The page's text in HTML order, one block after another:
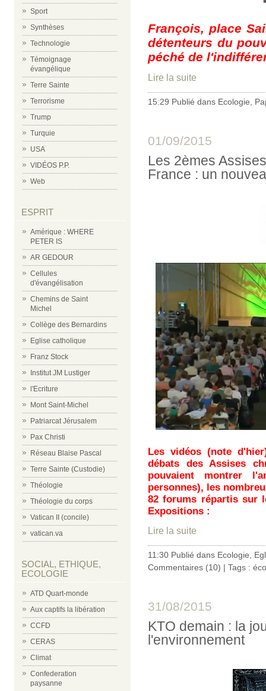
Sport
Synthèses
Technologie
Témoignage
évangélique
Terre Sainte
Terrorisme
Trump
Turquie
USA
VIDÉOS P.P.
Web
ESPRIT
Amérique : WHERE
PETER IS
AR GEDOUR
Cellules
d'évangélisation
Chemins de Saint
Michel
Collège des Bernardins
Eglise catholique
Franz Stock
Institut JM Lustiger
l'Ecriture
Mont Saint-Michel
Patriarcat Jérusalem
Pax Christi
Réseau Blaise Pascal
Terre Sainte (Custodie)
Théologie
Théologie du corps
Vatican II (concile)
vatican.va
SOCIAL, ETHIQUE,
ECOLOGIE
ATD Quart-monde
Aux captifs la libération
CCFD
CERAS
Climat
Confederation
paysanne
François, place
détenteurs du
péché de
Lire la suite
15:29 Publié dans Ecologie
01/09/2015
Les 2èmes
France : un
Les vidéos (note
débats des Assises
pouvaient montrer
personnes), les
82 forums répartis sur
Expositions :
Lire la suite
11:30 Publié dans Ecologie
Commentaires (10) | Tags :
31/08/2015
KTO demain : la
l'environnement